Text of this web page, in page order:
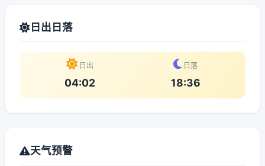
日出日落
日出
04:02
日落
18:36
天气预警